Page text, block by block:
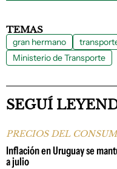
TEMAS
gran hermano
Ministerio de Transporte
SEGUÍ
PRECIOS DEL
Inflación en Uruguay se
a julio